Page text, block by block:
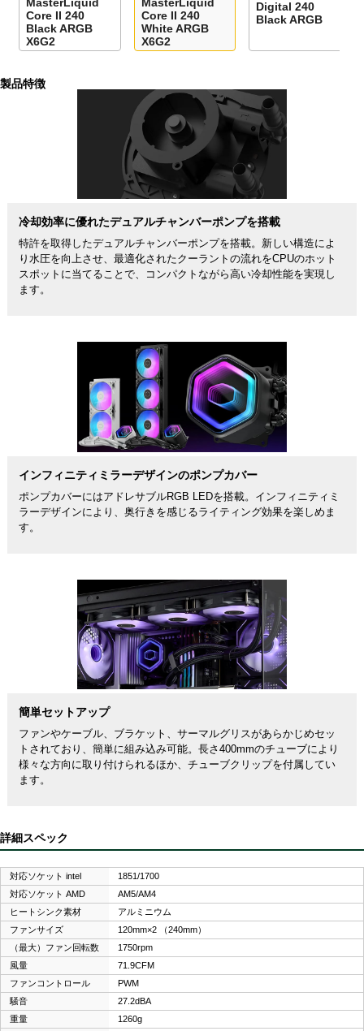
MasterLiquid
Core II 240
Black ARGB
X6G2
MasterLiquid
Core II 240
White ARGB
X6G2
Digital 240
Black ARGB
製品特徴
冷却効率に優れたデュアルチャンバーポンプを搭載
特許を取得したデュアルチャンバーポンプを搭載。新しい構造によ
り水圧を向上させ、最適化されたクーラントの流れをCPUのホット
スポットに当てることで、コンパクトながら高い冷却性能を実現し
ます。
インフィニティミラーデザインのポンプカバー
ポンプカバーにはアドレサブルRGB LEDを搭載。インフィニティミ
ラーデザインにより、奥行きを感じるライティング効果を楽しめま
す。
簡単セットアップ
ファンやケーブル、ブラケット、サーマルグリスがあらかじめセッ
トされており、簡単に組み込み可能。長さ400mmのチューブにより
様々な方向に取り付けられるほか、チューブクリップを付属してい
ます。
詳細スペック
対応ソケット intel
1851/1700
対応ソケット AMD
AM5/AM4
ヒートシンク素材
アルミニウム
ファンサイズ
120mm×2 （240mm）
（最大）ファン回転数
1750rpm
風量
71.9CFM
ファンコントロール
PWM
騒音
27.2dBA
重量
1260g